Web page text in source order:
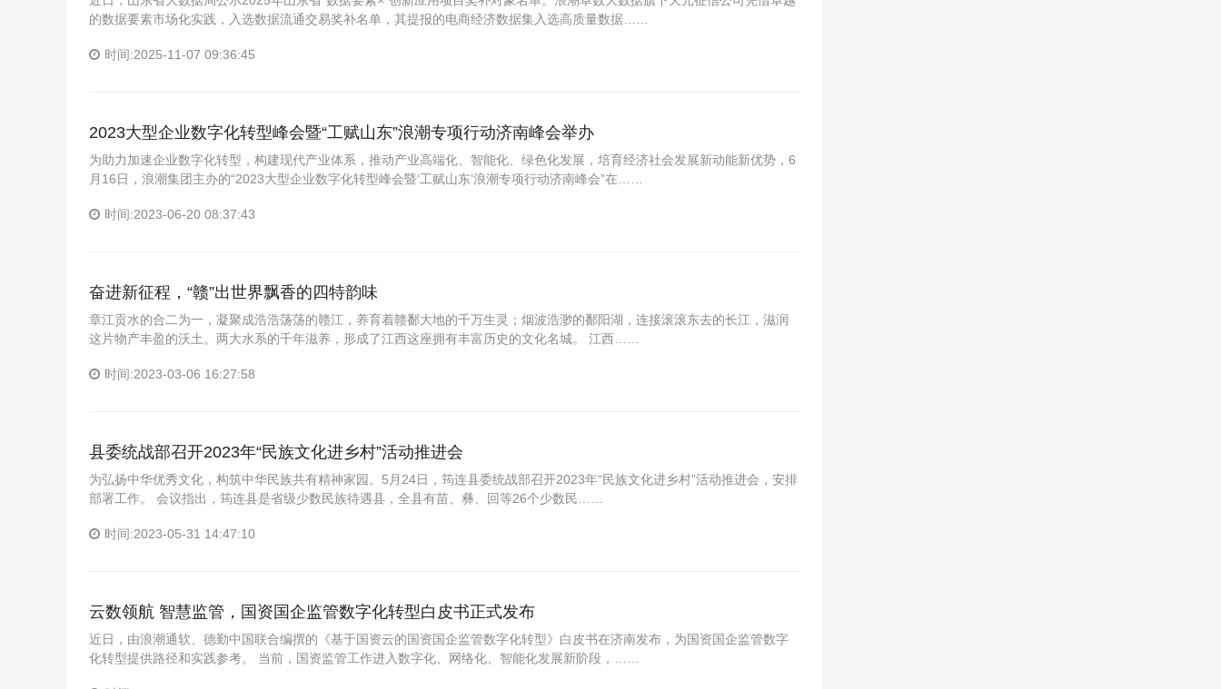
的数据要素市场化实践，入选数据流通交易奖补名单，其提报的电商经济数据集入选高质量数据……
时间:2025-11-07 09:36:45
2023大型企业数字化转型峰会暨“工赋山东”浪潮专项行动济南峰会举办
为助力加速企业数字化转型，构建现代产业体系，推动产业高端化、智能化、绿色化发展，培育经济社会发展新动能新优势，6
月16日，浪潮集团主办的“2023大型企业数字化转型峰会暨‘工赋山东’浪潮专项行动济南峰会”在……
时间:2023-06-20 08:37:43
奋进新征程，“赣”出世界飘香的四特韵味
章江贡水的合二为一，凝聚成浩浩荡荡的赣江，养育着赣鄱大地的千万生灵；烟波浩渺的鄱阳湖，连接滚滚东去的长江，滋润
这片物产丰盈的沃土。两大水系的千年滋养，形成了江西这座拥有丰富历史的文化名城。 江西……
时间:2023-03-06 16:27:58
县委统战部召开2023年“民族文化进乡村”活动推进会
为弘扬中华优秀文化，构筑中华民族共有精神家园。5月24日，筠连县委统战部召开2023年“民族文化进乡村”活动推进会，安排
部署工作。 会议指出，筠连县是省级少数民族待遇县，全县有苗、彝、回等26个少数民……
时间:2023-05-31 14:47:10
云数领航 智慧监管，国资国企监管数字化转型白皮书正式发布
近日，由浪潮通软、德勤中国联合编撰的《基于国资云的国资国企监管数字化转型》白皮书在济南发布，为国资国企监管数字
化转型提供路径和实践参考。 当前，国资监管工作进入数字化、网络化、智能化发展新阶段，……